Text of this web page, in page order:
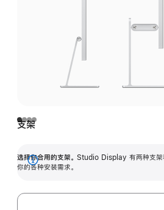
支架
选择你合用的支架。 Studio Display 有两种支架
你的各种安装需求。
展